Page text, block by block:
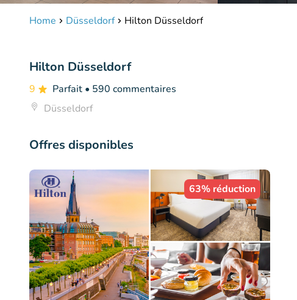
Home Düsseldorf Hilton Düsseldorf
Hilton Düsseldorf
9 Parfait • 590 commentaires
Düsseldorf
Offres disponibles
63% réduction